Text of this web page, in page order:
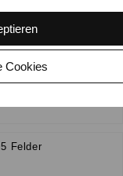
Felder
Felder
Cookies